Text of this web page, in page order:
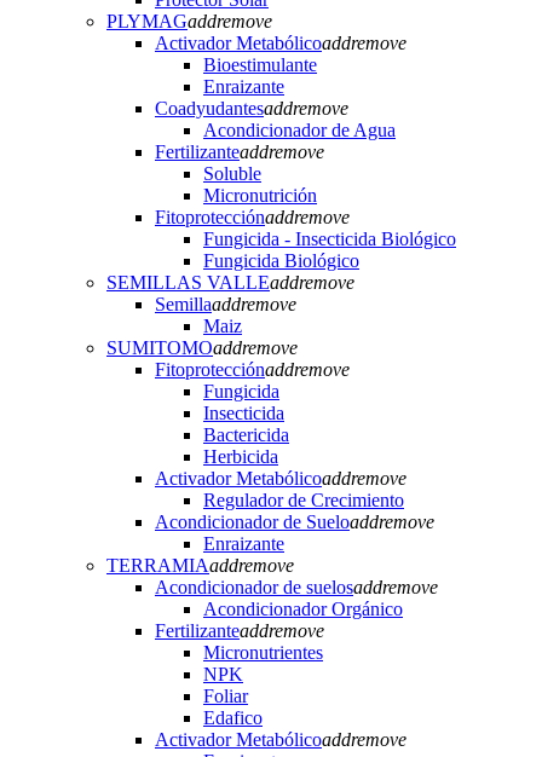
PLYMAGaddremove
Activador Metabólicoaddremove
Bioestimulante
Enraizante
Coadyudantesaddremove
Acondicionador de Agua
Fertilizanteaddremove
Soluble
Micronutrición
Fitoprotecciónaddremove
Fungicida - Insecticida Biológico
Fungicida Biológico
SEMILLAS VALLEaddremove
Semillaaddremove
Maiz
SUMITOMOaddremove
Fitoprotecciónaddremove
Fungicida
Insecticida
Bactericida
Herbicida
Activador Metabólicoaddremove
Regulador de Crecimiento
Acondicionador de Sueloaddremove
Enraizante
TERRAMIAaddremove
Acondicionador de suelosaddremove
Acondicionador Orgánico
Fertilizanteaddremove
Micronutrientes
NPK
Foliar
Edafico
Activador Metabólicoaddremove